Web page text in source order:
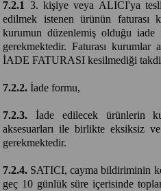
7.2.1 3. kişiye veya ALICI'ya
edilmek istenen ürünün faturası
kurumun düzenlemiş olduğu iade
gerekmektedir. Faturası kurumlar
İADE FATURASI kesilmediği
7.2.2. İade formu,
7.2.3. İade edilecek ürünlerin
aksesuarları ile birlikte eksiksiz
gerekmektedir.
7.2.4. SATICI, cayma bildiriminin
geç 10 günlük süre içerisinde